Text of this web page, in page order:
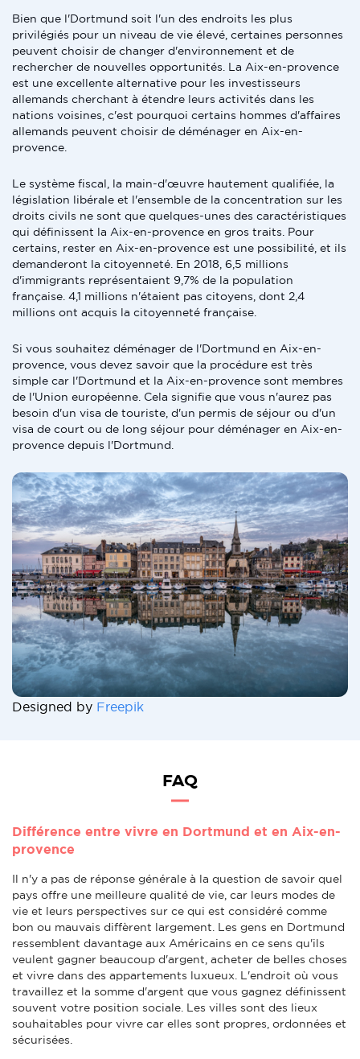
Bien que l'Dortmund soit l'un des endroits les plus
privilégiés pour un niveau de vie élevé, certaines personnes
peuvent choisir de changer d'environnement et de
rechercher de nouvelles opportunités. La Aix-en-provence
est une excellente alternative pour les investisseurs
allemands cherchant à étendre leurs activités dans les
nations voisines, c'est pourquoi certains hommes d'affaires
allemands peuvent choisir de déménager en Aix-en-
provence.
Le système fiscal, la main-d'œuvre hautement qualifiée, la
législation libérale et l'ensemble de la concentration sur les
droits civils ne sont que quelques-unes des caractéristiques
qui définissent la Aix-en-provence en gros traits. Pour
certains, rester en Aix-en-provence est une possibilité, et ils
demanderont la citoyenneté. En 2018, 6,5 millions
d'immigrants représentaient 9,7% de la population
française. 4,1 millions n'étaient pas citoyens, dont 2,4
millions ont acquis la citoyenneté française.
Si vous souhaitez déménager de l'Dortmund en Aix-en-
provence, vous devez savoir que la procédure est très
simple car l'Dortmund et la Aix-en-provence sont membres
de l'Union européenne. Cela signifie que vous n'aurez pas
besoin d'un visa de touriste, d'un permis de séjour ou d'un
visa de court ou de long séjour pour déménager en Aix-en-
provence depuis l'Dortmund.
Designed by Freepik
FAQ
Différence entre vivre en Dortmund et en Aix-en-
provence
Il n'y a pas de réponse générale à la question de savoir quel
pays offre une meilleure qualité de vie, car leurs modes de
vie et leurs perspectives sur ce qui est considéré comme
bon ou mauvais diffèrent largement. Les gens en Dortmund
ressemblent davantage aux Américains en ce sens qu'ils
veulent gagner beaucoup d'argent, acheter de belles choses
et vivre dans des appartements luxueux. L'endroit où vous
travaillez et la somme d'argent que vous gagnez définissent
souvent votre position sociale. Les villes sont des lieux
souhaitables pour vivre car elles sont propres, ordonnées et
sécurisées.